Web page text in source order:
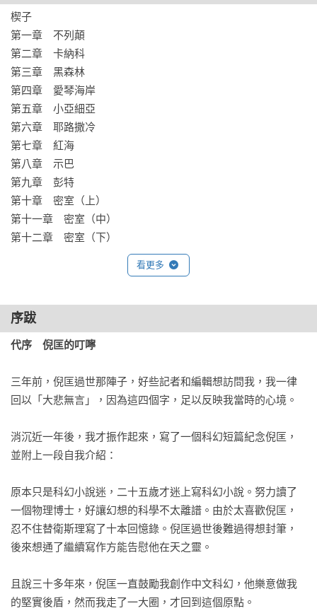
冬陽｜復興電台「故事與它們的產地」主持人
馬可多｜光劍鑄造師
喬齊安｜台灣犯罪作家聯會理事
楊谷洋 ｜陽明交大電機系教授
趙恬儀｜國立台灣大學外國語文學系教授
「三千年前，所羅門王的人神大戰，由科幻作家葉李華來書
寫，會迸發出什麼樣的輝光呢？一位三千年死人，如何來面對
如此窘迫的難題呢？就讓我們看下去。」
──馬可多
「作者從理論物理走向科幻想像，以亦真還假、講古論今的文
筆交織成一篇動人的故事。」
──楊谷洋
──趙恬儀
楔子
第一章　不列顛
第二章　卡納科
第三章　黑森林
第四章　愛琴海岸
第五章　小亞細亞
第六章　耶路撒冷
第七章　紅海
第八章　示巴
第九章　彭特
第十章　密室（上）
第十一章　密室（中）
第十二章　密室（下）
看更多
序跋
代序　倪匡的叮嚀
三年前，倪匡過世那陣子，好些記者和編輯想訪問我，我一律
回以「大悲無言」，因為這四個字，足以反映我當時的心境。
消沉近一年後，我才振作起來，寫了一個科幻短篇紀念倪匡，
並附上一段自我介紹：
原本只是科幻小說迷，二十五歲才迷上寫科幻小說。努力讀了
一個物理博士，好讓幻想的科學不太離譜。由於太喜歡倪匡，
忍不住替衛斯理寫了十本回憶錄。倪匡過世後難過得想封筆，
後來想通了繼續寫作方能告慰他在天之靈。
且說三十多年來，倪匡一直鼓勵我創作中文科幻，他樂意做我
的堅實後盾，然而我走了一大圈，才回到這個原點。